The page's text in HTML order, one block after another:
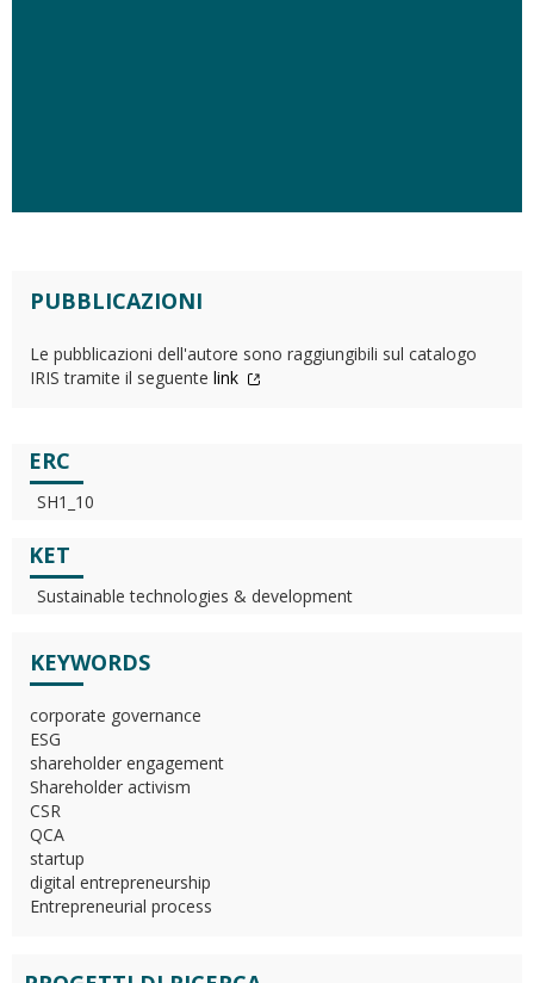
PUBBLICAZIONI
Le pubblicazioni dell'autore sono raggiungibili sul catalogo
IRIS tramite il seguente link
ERC
SH1_10
KET
Sustainable technologies & development
KEYWORDS
corporate governance
ESG
shareholder engagement
Shareholder activism
CSR
QCA
startup
digital entrepreneurship
Entrepreneurial process